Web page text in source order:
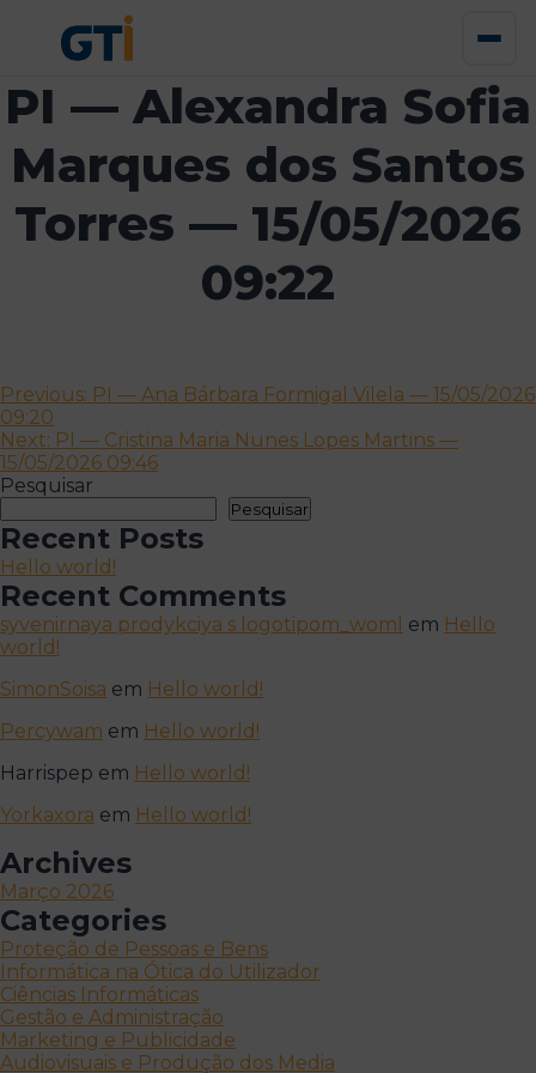
PI — Alexandra Sofia
Marques dos Santos
Torres — 15/05/2026
09:22
Navegação
de
artigos
Previous: PI — Ana Bárbara Formigal Vilela — 15/05/2026
09:20
Next: PI — Cristina Maria Nunes Lopes Martins —
15/05/2026 09:46
Pesquisar
Pesquisar
Recent Posts
Hello world!
Recent Comments
syvenirnaya prodykciya s logotipom_woml em Hello
world!
SimonSoisa em Hello world!
Percywam em Hello world!
Harrispep em Hello world!
Yorkaxora em Hello world!
Archives
Março 2026
Categories
Proteção de Pessoas e Bens
Informática na Ótica do Utilizador
Ciências Informáticas
Gestão e Administração
Marketing e Publicidade
Audiovisuais e Produção dos Media